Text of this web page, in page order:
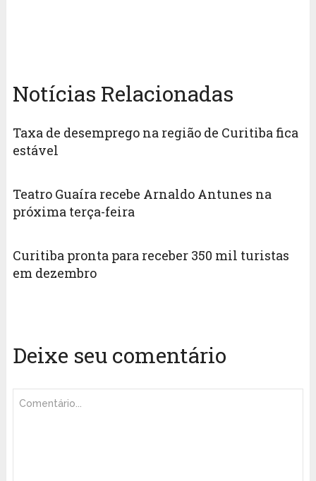
Notícias Relacionadas
Taxa de desemprego na região de Curitiba fica
estável
Teatro Guaíra recebe Arnaldo Antunes na
próxima terça-feira
Curitiba pronta para receber 350 mil turistas
em dezembro
Deixe seu comentário